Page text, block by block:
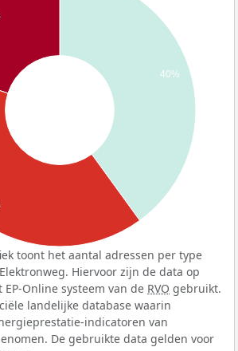
40%
toont het aantal adressen per type
Hiervoor zijn de data op
Online systeem van de RVO gebruikt.
landelijke database waarin
indicatoren van
De gebruikte data gelden voor